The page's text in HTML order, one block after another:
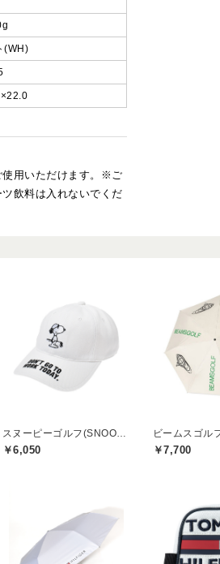
(WH)
使用いただけます。※ご
飲料は入れないでくだ
￥6,050 ￥7,700